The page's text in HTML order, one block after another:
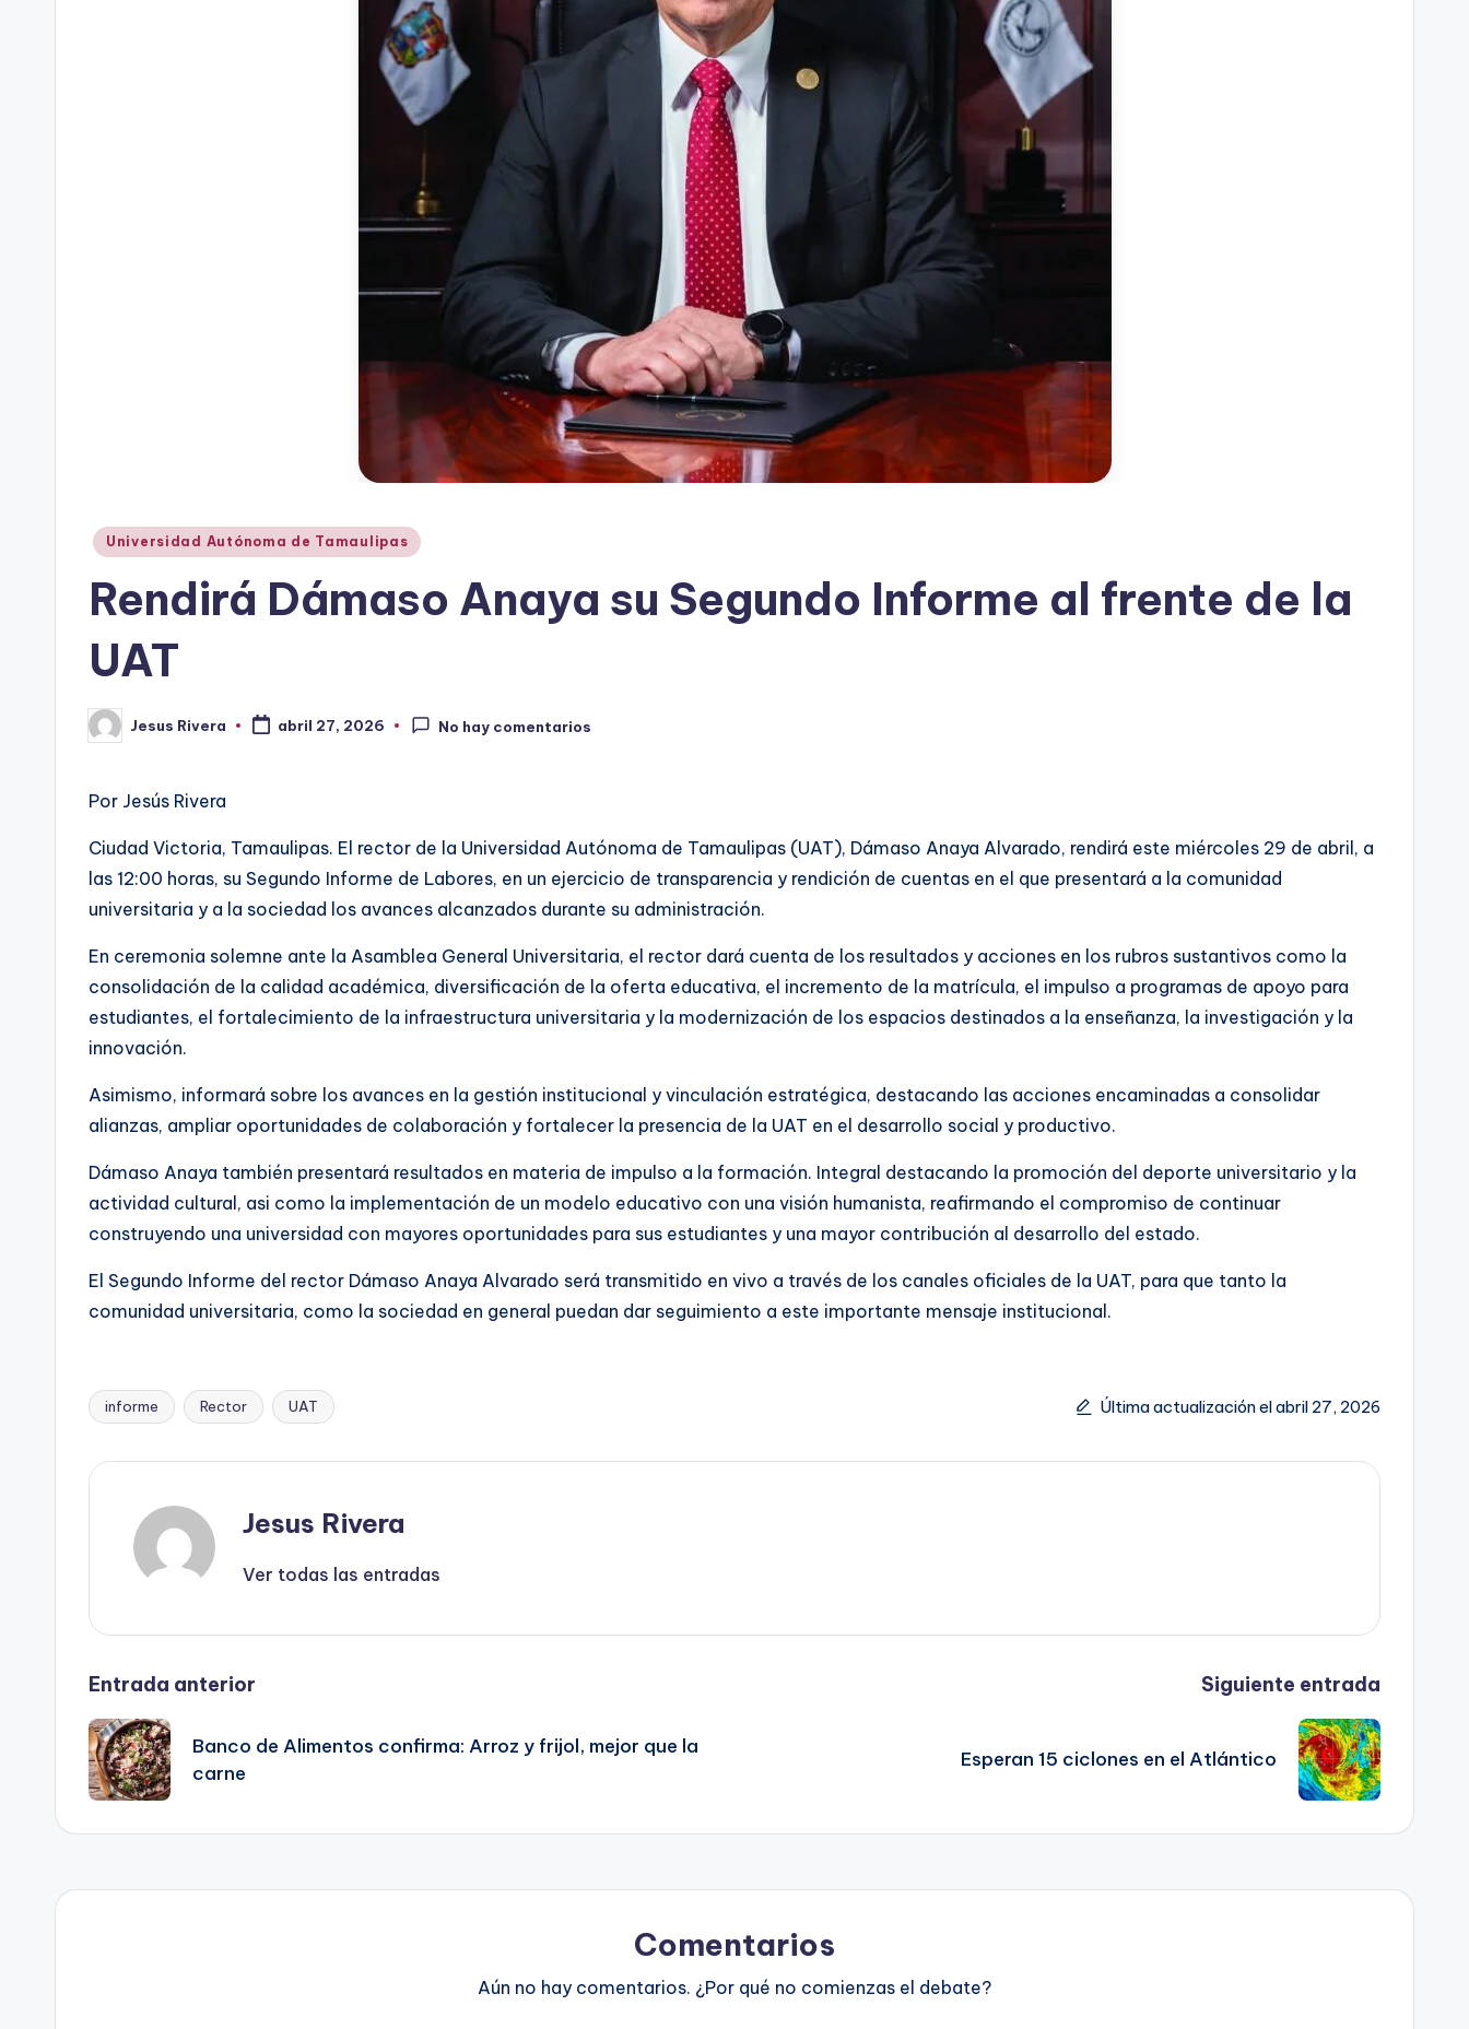
Publicado
Universidad Autónoma de Tamaulipas
Rendirá Dámaso Anaya su Segundo Informe al frente de la
UAT
Publicado
por
Jesus Rivera abril 27, 2026 No hay comentarios
Por Jesús Rivera
Ciudad Victoria, Tamaulipas. El rector de la Universidad Autónoma de Tamaulipas (UAT), Dámaso Anaya Alvarado, rendirá este miércoles 29 de abril, a
las 12:00 horas, su Segundo Informe de Labores, en un ejercicio de transparencia y rendición de cuentas en el que presentará a la comunidad
universitaria y a la sociedad los avances alcanzados durante su administración.
En ceremonia solemne ante la Asamblea General Universitaria, el rector dará cuenta de los resultados y acciones en los rubros sustantivos como la
consolidación de la calidad académica, diversificación de la oferta educativa, el incremento de la matrícula, el impulso a programas de apoyo para
estudiantes, el fortalecimiento de la infraestructura universitaria y la modernización de los espacios destinados a la enseñanza, la investigación y la
innovación.
Asimismo, informará sobre los avances en la gestión institucional y vinculación estratégica, destacando las acciones encaminadas a consolidar
alianzas, ampliar oportunidades de colaboración y fortalecer la presencia de la UAT en el desarrollo social y productivo.
Dámaso Anaya también presentará resultados en materia de impulso a la formación. Integral destacando la promoción del deporte universitario y la
actividad cultural, asi como la implementación de un modelo educativo con una visión humanista, reafirmando el compromiso de continuar
construyendo una universidad con mayores oportunidades para sus estudiantes y una mayor contribución al desarrollo del estado.
El Segundo Informe del rector Dámaso Anaya Alvarado será transmitido en vivo a través de los canales oficiales de la UAT, para que tanto la
comunidad universitaria, como la sociedad en general puedan dar seguimiento a este importante mensaje institucional.
Etiquetas:
informe Rector UAT Última actualización el abril 27, 2026
Jesus Rivera
Ver todas las entradas
Navegación
de
entradas
Entrada anterior
Banco de Alimentos confirma: Arroz y frijol, mejor que la
carne
Siguiente entrada
Esperan 15 ciclones en el Atlántico
Comentarios
Aún no hay comentarios. ¿Por qué no comienzas el debate?